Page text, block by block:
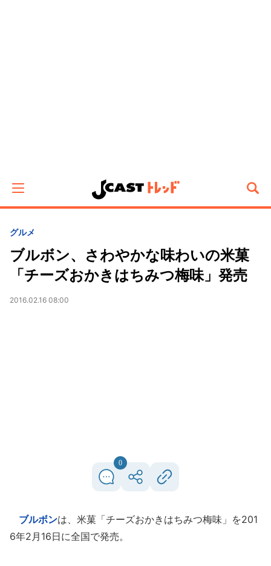
グルメ
ブルボン、さわやかな味わいの米菓
「チーズおかきはちみつ梅味」発売
2016.02.16 08:00
0
ブルボンは、米菓「チーズおかきはちみつ梅味」を201
6年2月16日に全国で発売。